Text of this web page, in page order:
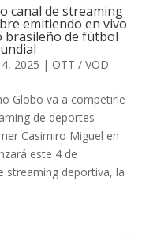
canal de streaming
emitiendo en vivo
brasileño de fútbol
2025 | OTT / VOD
Globo va a competirle
de deportes
Casimiro Miguel en
este 4 de
streaming deportiva, la